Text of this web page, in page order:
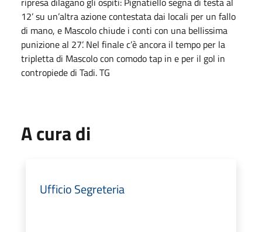
12’ su un’altra azione contestata dai locali per un fallo
di mano, e Mascolo chiude i conti con una bellissima
punizione al 27’. Nel finale c’è ancora il tempo per la
tripletta di Mascolo con comodo tap in e per il gol in
contropiede di Tadi. TG
A cura di
Ufficio Segreteria